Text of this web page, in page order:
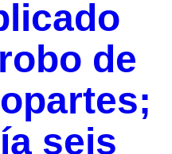
de
seis